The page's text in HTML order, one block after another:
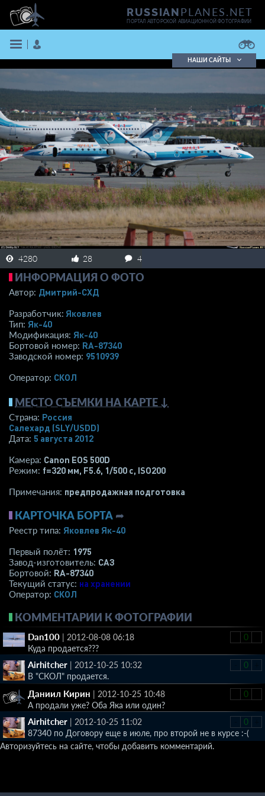
RUSSIANPLANES.NET
ПОРТАЛ АВТОРСКОЙ АВИАЦИОННОЙ ФОТОГРАФИИ
ВОЙТИ
ЗАРЕГИСТРИРОВАТЬСЯ
Поиск в реестре
Кратко
НАШИ САЙТЫ
4280 28 4
ИНФОРМАЦИЯ О ФОТО
Автор: Дмитрий-СХД
Разработчик: Яковлев
Тип: Як-40
Модификация: Як-40
Бортовой номер: RA-87340
Заводской номер: 9510939
Оператор: СКОЛ
МЕСТО СЪЕМКИ НА КАРТЕ ↓
Страна: Россия
Салехард (SLY/USDD)
Дата: 5 августа 2012
Камера: Canon EOS 500D
Режим: f=320 мм, F5.6, 1/500 с, ISO200
Примечания: предпродажная подготовка
КАРТОЧКА БОРТА ➦
Реестр типа: Яковлев Як-40
Первый полёт: 1975
Завод-изготовитель: САЗ
Бортовой: RA-87340
Текущий статус: на хранении
Оператор: СКОЛ
КОММЕНТАРИИ К ФОТОГРАФИИ
0
Dan100 | 2012-08-08 06:18
Куда продается???
0
Airhitcher | 2012-10-25 10:32
В "СКОЛ" продается.
0
Даниил Кирин | 2012-10-25 10:48
А продали уже? Оба Яка или один?
0
Airhitcher | 2012-10-25 11:02
87340 по Договору еще в июле, про второй не в курсе :-(
Авторизуйтесь на сайте, чтобы добавить комментарий.